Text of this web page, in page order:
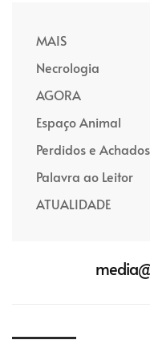
MAIS
Necrologia
AGORA
Espaço Animal
Perdidos e Achados
Palavra ao Leitor
ATUALIDADE